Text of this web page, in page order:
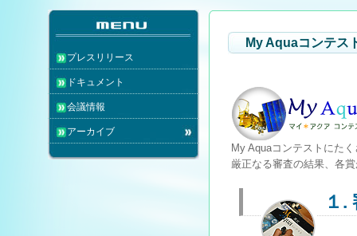
プレスリリース
ドキュメント
会議情報
アーカイブ
My Aquaコンテス
My Aquaコンテストにた
厳正なる審査の結果、各
１.